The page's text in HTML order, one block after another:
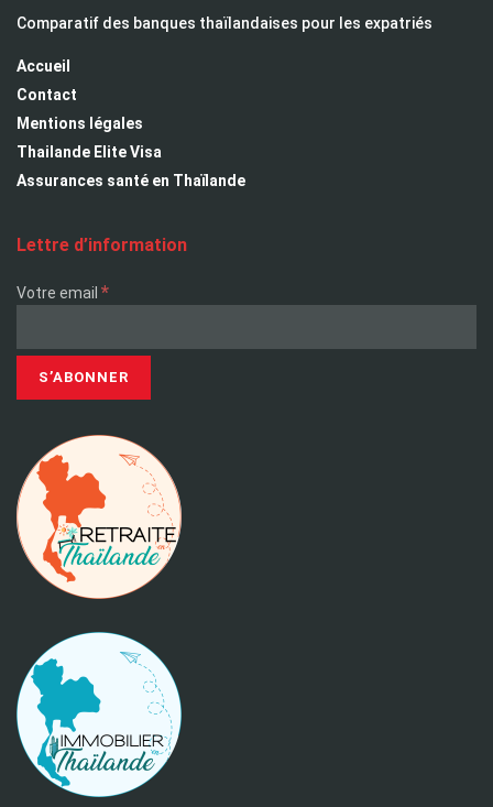
Comparatif des banques thaïlandaises pour les expatriés
Accueil
Contact
Mentions légales
Thailande Elite Visa
Assurances santé en Thaïlande
Lettre d’information
Votre email *